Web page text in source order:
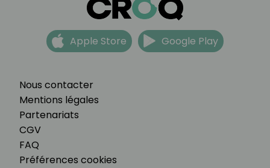
Nous contacter
Mentions légales
Partenariats
CGV
FAQ
Préférences cookies
Apple Store Google Play